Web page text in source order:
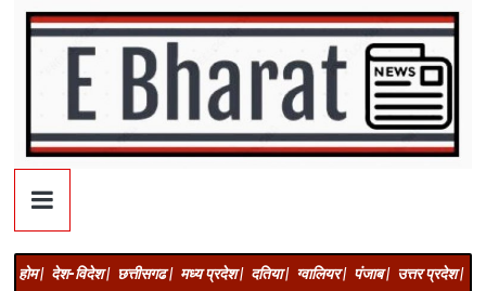
होम | देश-विदेश | छत्तीसगढ | मध्य प्रदेश | दतिया | ग्वालियर | पंजाब | उत्तर प्रदेश |